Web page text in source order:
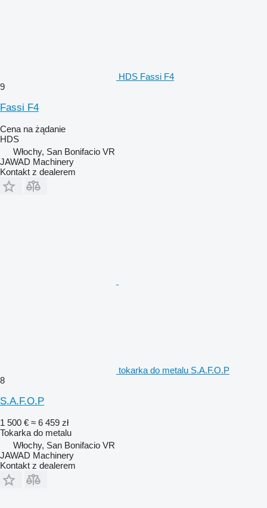
HDS Fassi F4
9
Fassi F4
Cena na żądanie
HDS
Włochy, San Bonifacio VR
JAWAD Machinery
Kontakt z dealerem
tokarka do metalu S.A.F.O.P
8
S.A.F.O.P
1 500 € ≈ 6 459 zł
Tokarka do metalu
Włochy, San Bonifacio VR
JAWAD Machinery
Kontakt z dealerem